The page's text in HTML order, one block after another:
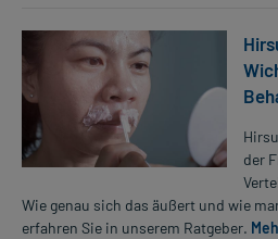
der
Wie genau sich das äußert und wie
erfahren Sie in unserem Ratgeber.